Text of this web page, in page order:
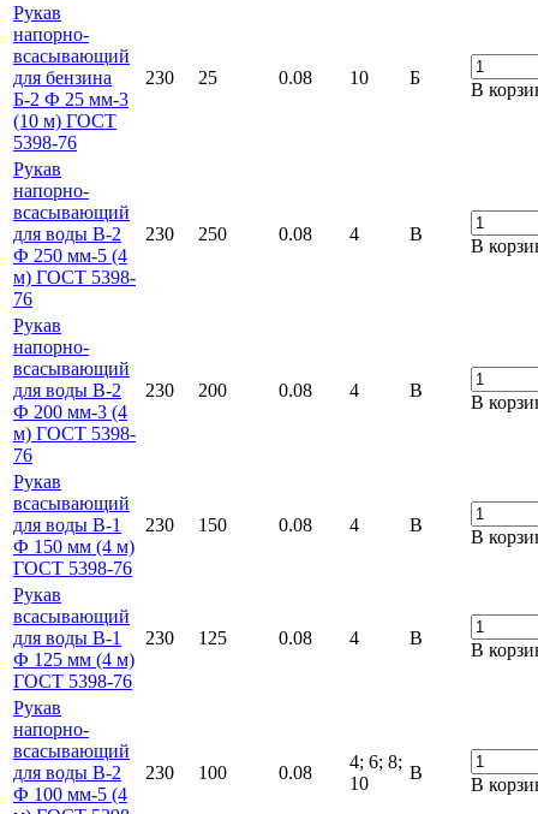
Рукав
напорно-
всасывающий
для бензина
Б-2 Ф 25 мм-3
(10 м) ГОСТ
5398-76
230 25 0.08 10 Б
В
Рукав
напорно-
всасывающий
для воды В-2
Ф 250 мм-5 (4
м) ГОСТ 5398-
76
230 250 0.08 4 В
В
Рукав
напорно-
всасывающий
для воды В-2
Ф 200 мм-3 (4
м) ГОСТ 5398-
76
230 200 0.08 4 В
В
Рукав
всасывающий
для воды В-1
Ф 150 мм (4 м)
ГОСТ 5398-76
230 150 0.08 4 В
В
Рукав
всасывающий
для воды В-1
Ф 125 мм (4 м)
ГОСТ 5398-76
230 125 0.08 4 В
В
Рукав
напорно-
всасывающий
для воды В-2
Ф 100 мм-5 (4
230 100 0.08
4; 6; 8;
10
В
В